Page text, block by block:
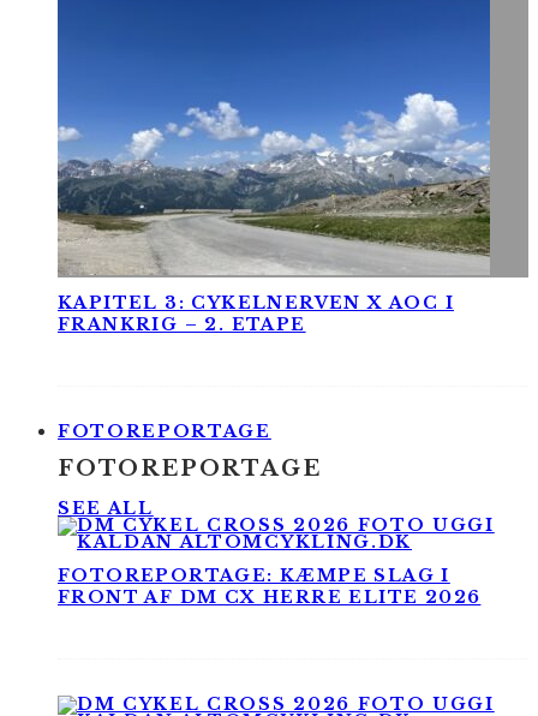
KAPITEL 3: CYKELNERVEN X AOC I
FRANKRIG – 2. ETAPE
FOTOREPORTAGE
FOTOREPORTAGE
SEE ALL
FOTOREPORTAGE: KÆMPE SLAG I
FRONT AF DM CX HERRE ELITE 2026